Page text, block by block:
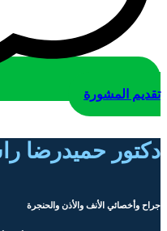
المشورة
حميدرضا
وأخصائي الأنف والأذن والحنجرة